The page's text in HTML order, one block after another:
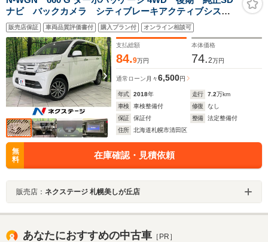
ナビ バックカメラ シティブレーキアクティブシステ
ム シートヒーター ビルトインETC スマートキー
HIDヘッドランプ オートエアコン 純正14インチアルミ
ホイール オートライト
販売店保証 車両品質評価書付 購入プラン付 オンライン相談可
支払総額
84.9万円
本体価格
74.2万円
通常ローン 月々6,500円
年式 2018年 走行 7.2万km
車検
車検整備付 修復
なし
保証
保証付 整備
法定整備付
住所
北海道札幌市清田区
無
料
在庫確認・見積依頼
販売店： ネクステージ 札幌美しが丘店
あなたにおすすめの中古車 ［PR］